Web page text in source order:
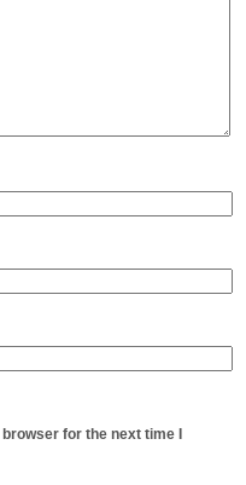
for the next time I